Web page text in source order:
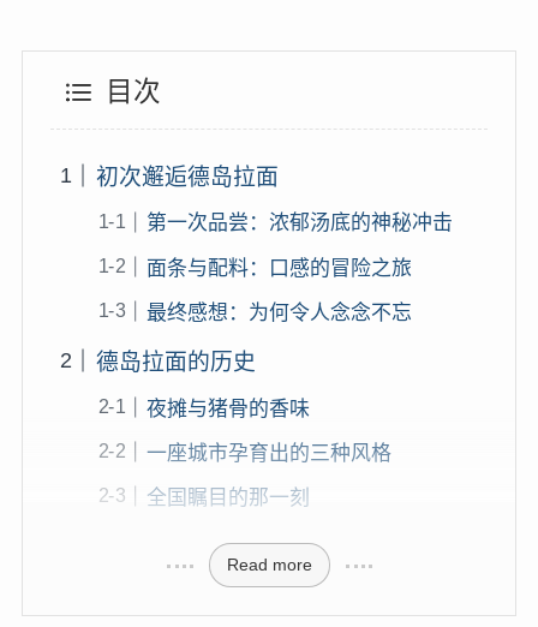
目次
初次邂逅德岛拉面
第一次品尝：浓郁汤底的神秘冲击
面条与配料：口感的冒险之旅
最终感想：为何令人念念不忘
德岛拉面的历史
夜摊与猪骨的香味
一座城市孕育出的三种风格
全国瞩目的那一刻
Read more